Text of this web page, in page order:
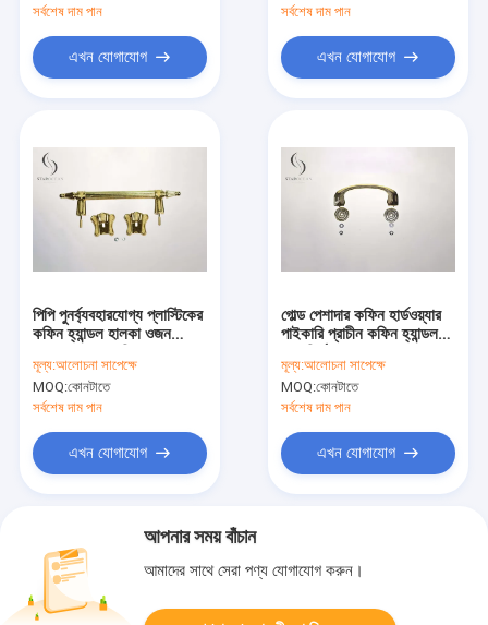
সর্বশেষ দাম পান
এখন যোগাযোগ
সর্বশেষ দাম পান
এখন যোগাযোগ
পিপি পুনর্ব্যবহারযোগ্য প্লাস্টিকের
কফিন হ্যান্ডল হালকা ওজন
মূল্য:আলোচনা সাপেক্ষে
MOQ:কোনটাতে
সর্বশেষ দাম পান
এখন যোগাযোগ
গোল্ড পেশাদার কফিন হার্ডওয়্যার
পাইকারি প্রাচীন কফিন হ্যান্ডল
মূল্য:আলোচনা সাপেক্ষে
MOQ:কোনটাতে
সর্বশেষ দাম পান
এখন যোগাযোগ
আপনার সময় বাঁচান
আমাদের সাথে সেরা পণ্য যোগাযোগ করুন।